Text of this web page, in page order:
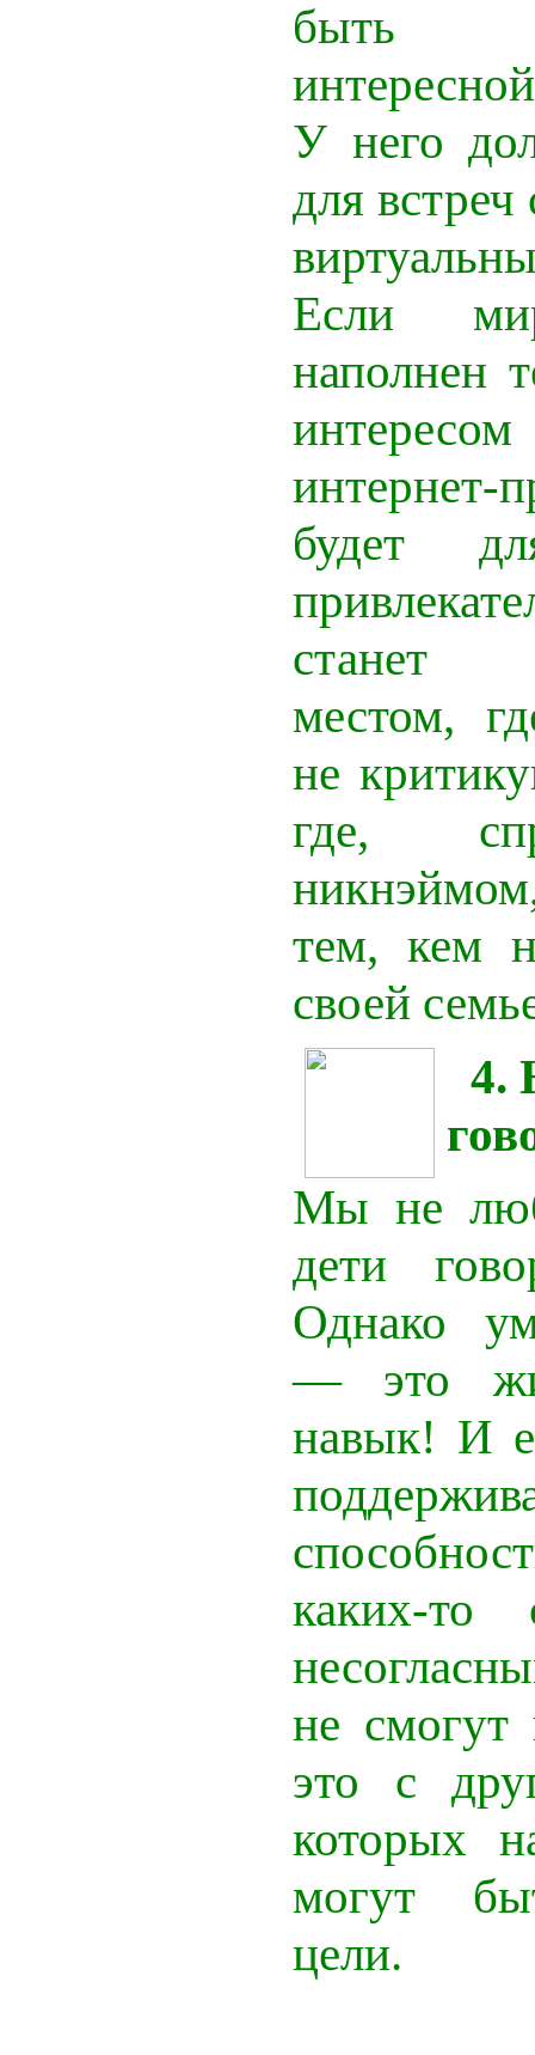
быть
У него
для
Если
наполнен
интернет-
будет
станет
местом,
не
где,
тем, кем
своей
4.
Мы не
дети
Однако
— это
навык! И
каких-то
не смогут
это с
которых
могут
цели.